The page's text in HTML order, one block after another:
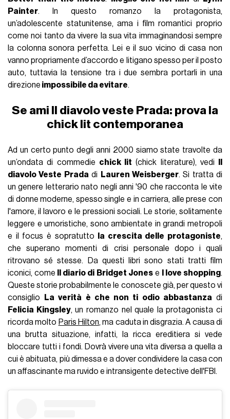
Painter. In questo romanzo la protagonista,
un’adolescente statunitense, ama i film romantici proprio
come noi tanto da vivere la sua vita immaginandosi sempre
la colonna sonora perfetta. Lei e il suo vicino di casa non
vanno propriamente d’accordo e litigano spesso per il posto
auto, tuttavia la tensione tra i due sembra portarli in una
direzione impossibile da evitare.
Se ami Il diavolo veste Prada: prova la
chick lit contemporanea
Ad un certo punto degli anni 2000 siamo state travolte da
un’ondata di commedie chick lit (chick literature), vedi
diavolo Veste Pradadi Lauren Weisberger. Si tratta di
un genere letterario nato negli anni '90 che racconta le vite
di donne moderne, spesso single e in carriera, alle prese con
l'amore, il lavoro e le pressioni sociali. Le storie, solitamente
leggere e umoristiche, sono ambientate in grandi metropoli
e il focus è sopratutto
la crescita delle protagoniste,
che superano momenti di crisi personale dopo i quali
ritrovano sé stesse. Da questi libri sono stati tratti film
iconici, come Il diario di Bridget Jonese I love shopping.
Queste storie probabilmente le conoscete già, per questo vi
consiglio
La verità è che non ti odio abbastanzadi
Felicia Kingsley, un romanzo nel quale la protagonista ci
ricorda molto Paris Hilton, ma caduta in disgrazia. A causa di
una brutta situazione, infatti, la ricca ereditiera si vede
bloccare tutti i fondi. Dovrà vivere una vita diversa a quella a
cui è abituata, più dimessa e a dover condividere la casa con
un affascinante ma ruvido e intransigente detective dell'FBI.